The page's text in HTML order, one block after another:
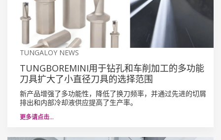
TUNGALOY NEWS
TUNGBOREMINI用于钻孔和车削加工的多功能
刀具扩大了小直径刀具的选择范围
新产品增强了多功能性，降低了换刀频率，并通过先进的切屑
排出和内部冷却液供应提高了生产率。
更多请点击…